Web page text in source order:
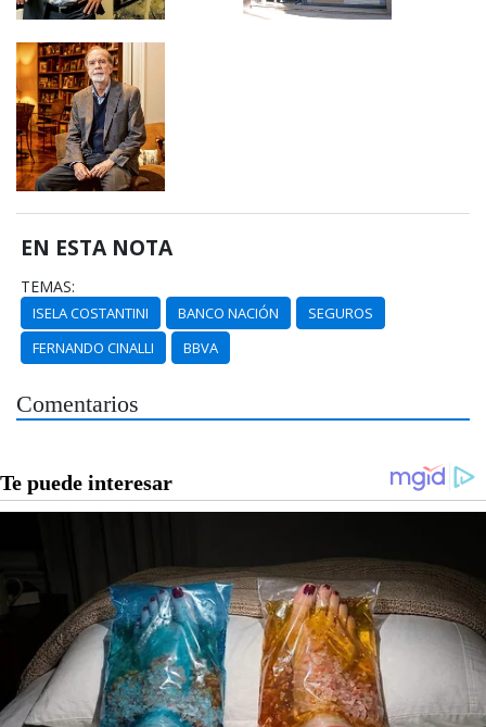
EN ESTA NOTA
TEMAS:
ISELA COSTANTINI BANCO NACIÓN
SEGUROS
FERNANDO CINALLI
BBVA
Comentarios